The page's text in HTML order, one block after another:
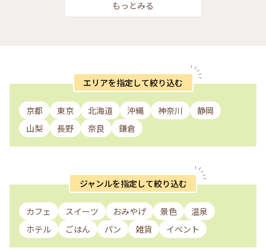
もっとみる
エリアを指定して絞り込む
京都 東京 北海道 沖縄 神奈川
静岡
山梨
長野 奈良 鎌倉
ジャンルを指定して絞り込む
カフェ スイーツ おみやげ 景色
温泉
ホテル
ごはん パン 雑貨 イベント